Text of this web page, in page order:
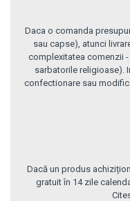
Daca o comanda
sau capse), atunci
complexitatea comenzii
sarbatorile religioase).
confectionare sau
Dacă un produs
gratuit în 14 zile